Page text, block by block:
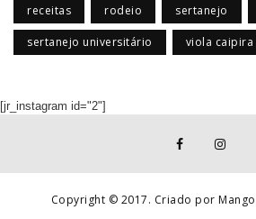
receitas rodeio sertanejo
sertanejo universitário viola caipira
[jr_instagram id="2"]
Copyright © 2017. Criado por